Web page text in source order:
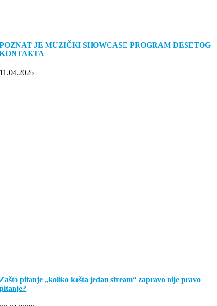
POZNAT JE MUZIČKI SHOWCASE PROGRAM DESETOG
KONTAKTA
11.04.2026
Zašto pitanje „koliko košta jedan stream“ zapravo nije pravo
pitanje?